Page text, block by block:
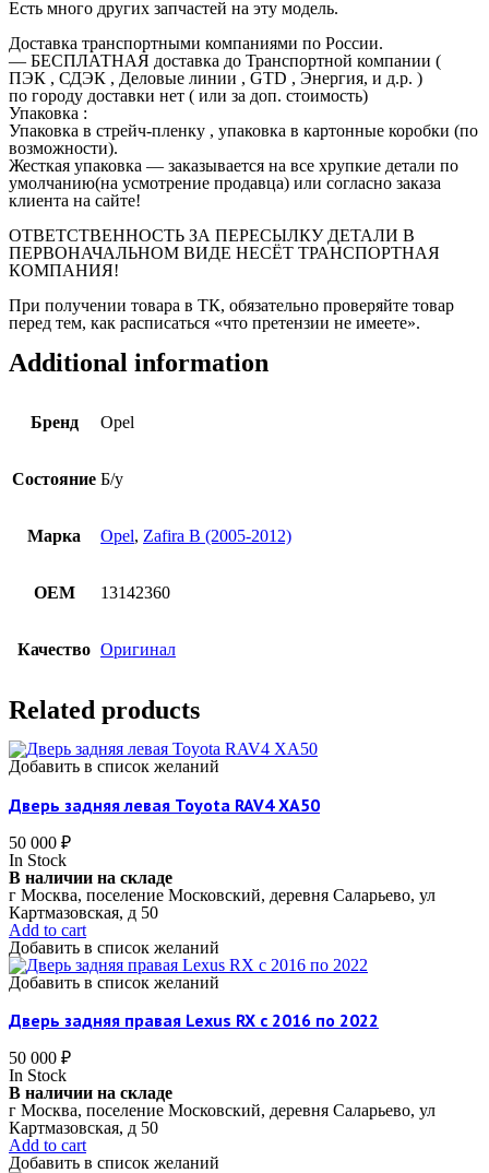
Есть много других запчастей на эту модель.
Доставка транспортными компаниями по России.
— БЕСПЛАТНАЯ доставка до Транспортной компании (
ПЭК , СДЭК , Деловые линии , GTD , Энергия, и д.р. )
по городу доставки нет ( или за доп. стоимость)
Упаковка :
Упаковка в стрейч-пленку , упаковка в картонные коробки (по
возможности).
Жесткая упаковка — заказывается на все хрупкие детали по
умолчанию(на усмотрение продавца) или согласно заказа
клиента на сайте!
ОТВЕТСТВЕННОСТЬ ЗА ПЕРЕСЫЛКУ ДЕТАЛИ В
ПЕРВОНАЧАЛЬНОМ ВИДЕ НЕСЁТ ТРАНСПОРТНАЯ
КОМПАНИЯ!
При получении товара в ТК, обязательно проверяйте товар
перед тем, как расписаться «что претензии не имеете».
Additional information
Бренд Opel
Состояние Б/у
Марка Opel, Zafira B (2005-2012)
OEM 13142360
Качество Оригинал
Related products
Добавить в список желаний
Дверь задняя левая Toyota RAV4 XA50
50 000 ₽
In Stock
В наличии на складе
г Москва, поселение Московский, деревня Саларьево, ул
Картмазовская, д 50
Add to cart
Добавить в список желаний
Добавить в список желаний
Дверь задняя правая Lexus RX c 2016 по 2022
50 000 ₽
In Stock
В наличии на складе
г Москва, поселение Московский, деревня Саларьево, ул
Картмазовская, д 50
Add to cart
Добавить в список желаний